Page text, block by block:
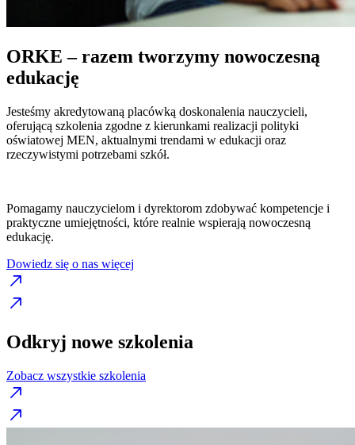
ORKE – razem tworzymy nowoczesną
edukację
Jesteśmy akredytowaną placówką doskonalenia nauczycieli,
oferującą szkolenia zgodne z kierunkami realizacji polityki
oświatowej MEN, aktualnymi trendami w edukacji oraz
rzeczywistymi potrzebami szkół.
Pomagamy nauczycielom i dyrektorom zdobywać kompetencje i
praktyczne umiejętności, które realnie wspierają nowoczesną
edukację.
Dowiedz się o nas więcej
Odkryj nowe szkolenia
Zobacz wszystkie szkolenia